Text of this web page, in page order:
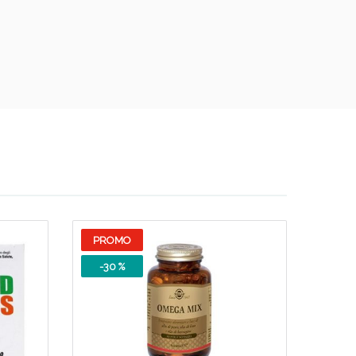
PROMO
-30 %